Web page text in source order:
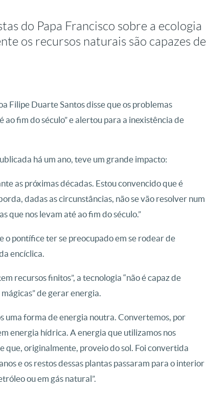
do Papa Francisco sobre a ecologia
os recursos naturais são capazes de
Filipe Duarte Santos disse que os problemas
ao fim do século” e alertou para a inexistência de
há um ano, teve um grande impacto:
as próximas décadas. Estou convencido que é
dadas as circunstâncias, não se vão resolver num
que nos levam até ao fim do século.”
o pontífice ter se preocupado em se rodear de
encíclica.
recursos finitos”, a tecnologia “não é capaz de
de gerar energia.
uma forma de energia noutra. Convertemos, por
energia hídrica. A energia que utilizamos nos
que, originalmente, proveio do sol. Foi convertida
e os restos dessas plantas passaram para o interior
ou em gás natural”.